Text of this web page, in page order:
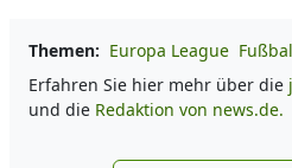
Themen: Europa League
Erfahren Sie hier mehr über die
und die Redaktion von news.de.